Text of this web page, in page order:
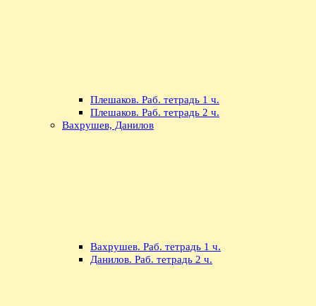
Плешаков. Раб. тетрадь 1 ч.
Плешаков. Раб. тетрадь 2 ч.
Вахрушев, Данилов
Вахрушев. Раб. тетрадь 1 ч.
Данилов. Раб. тетрадь 2 ч.